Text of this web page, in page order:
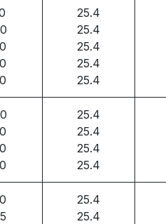
25.4
25.4
25.4
25.4
25.4
25.4
25.4
25.4
25.4
25.4
25.4